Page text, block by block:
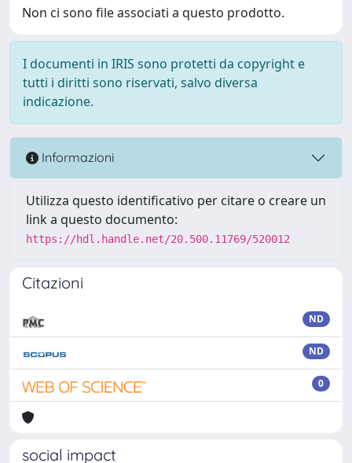
Non ci sono file associati a questo prodotto.
I documenti in IRIS sono protetti da copyright e
tutti i diritti sono riservati, salvo diversa
indicazione.
Informazioni
Utilizza questo identificativo per citare o creare un
link a questo documento:
https://hdl.handle.net/20.500.11769/520012
Citazioni
ND
ND
0
social impact